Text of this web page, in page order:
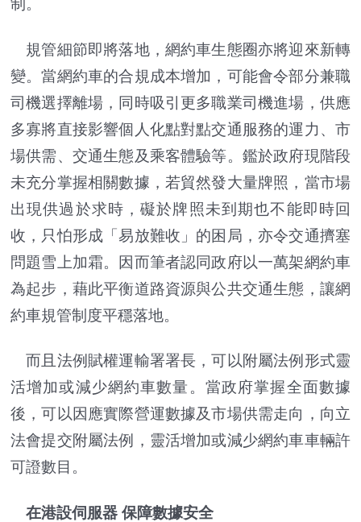
制。
規管細節即將落地，網約車生態圈亦將迎來新轉
變。當網約車的合規成本增加，可能會令部分兼職
司機選擇離場，同時吸引更多職業司機進場，供應
多寡將直接影響個人化點對點交通服務的運力、市
場供需、交通生態及乘客體驗等。鑑於政府現階段
未充分掌握相關數據，若貿然發大量牌照，當市場
出現供過於求時，礙於牌照未到期也不能即時回
收，只怕形成「易放難收」的困局，亦令交通擠塞
問題雪上加霜。因而筆者認同政府以一萬架網約車
為起步，藉此平衡道路資源與公共交通生態，讓網
約車規管制度平穩落地。
而且法例賦權運輸署署長，可以附屬法例形式靈
活增加或減少網約車數量。當政府掌握全面數據
後，可以因應實際營運數據及市場供需走向，向立
法會提交附屬法例，靈活增加或減少網約車車輛許
可證數目。
在港設伺服器 保障數據安全